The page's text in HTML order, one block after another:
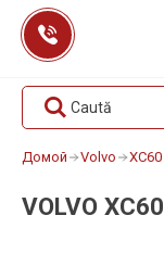
Перейти
содержанию
Caută
Домой Volvo XC60
VOLVO XC60